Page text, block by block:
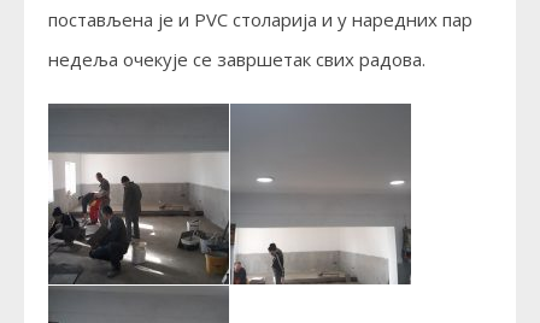
постављена је и PVC столарија и у наредних пар
недеља очекује се завршетак свих радова.